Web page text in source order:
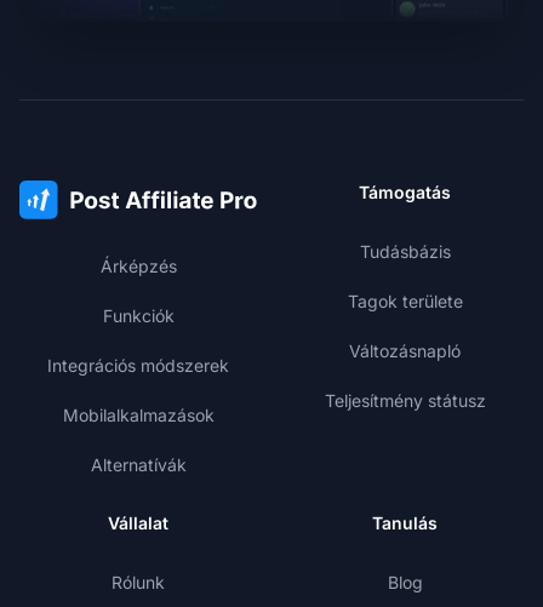
Árképzés
Funkciók
Integrációs módszerek
Mobilalkalmazások
Alternatívák
Támogatás
Tudásbázis
Tagok területe
Változásnapló
Teljesítmény státusz
Vállalat
Rólunk
Tanulás
Blog